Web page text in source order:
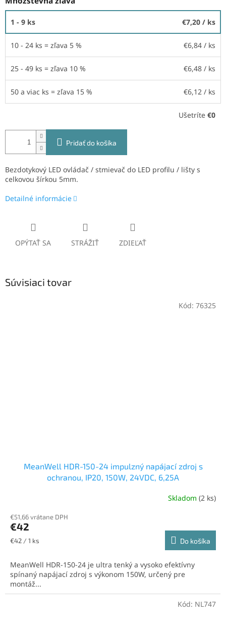
1 - 9 ks €7,20 / ks
10 - 24 ks = zľava 5 % €6,84 / ks
25 - 49 ks = zľava 10 % €6,48 / ks
50 a viac ks = zľava 15 % €6,12 / ks
Ušetríte €0
Pridať do košíka
Bezdotykový LED ovládač / stmievač do LED profilu / lišty s
celkovou šírkou 5mm.
Detailné informácie
OPÝTAŤ SA STRÁŽIŤ ZDIEĽAŤ
Súvisiaci tovar
MeanWell HDR-150-24 impulzný napájací zdroj s
ochranou, IP20, 150W, 24VDC, 6,25A
Skladom (2 ks)
€51,66 vrátane DPH
€42
Jednotková
€42 / 1 ks Do košíka
MeanWell HDR-150-24 je ultra tenký a vysoko efektívny
spínaný napájací zdroj s výkonom 150W, určený pre
montáž...
Kód: 76325
Kód: NL747